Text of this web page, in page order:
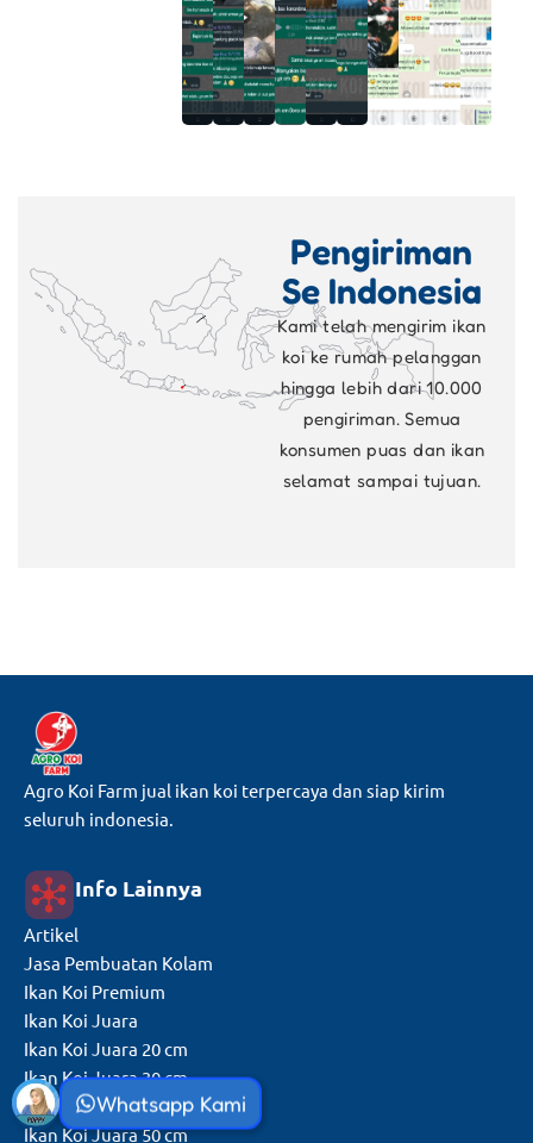
Pengiriman
Se Indonesia
Kami telah mengirim ikan
koi ke rumah pelanggan
hingga lebih dari 10.000
pengiriman. Semua
konsumen puas dan ikan
selamat sampai tujuan.
Agro Koi Farm jual ikan koi terpercaya dan siap kirim
seluruh indonesia.
Info Lainnya
Artikel
Jasa Pembuatan Kolam
Ikan Koi Premium
Ikan Koi Juara
Ikan Koi Juara 20 cm
Ikan Koi Juara 30 cm
Ikan Koi Juara 40 cm
Ikan Koi Juara 50 cm
Whatsapp Kami